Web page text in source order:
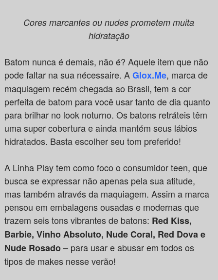
Cores marcantes ou nudes prometem muita
hidratação
Batom nunca é demais, não é? Aquele item que não
pode faltar na sua nécessaire. AGlox.Me, marca de
maquiagem recém chegada ao Brasil, tem a cor
perfeita de batom para você usar tanto de dia quanto
para brilhar no look noturno. Os batons retráteis têm
uma super cobertura e ainda mantém seus lábios
hidratados. Basta escolher seu tom preferido!
A Linha Play tem como foco o consumidor teen, que
busca se expressar não apenas pela sua atitude,
mas também através da maquiagem. Assim a marca
pensou em embalagens ousadas e modernas que
trazem seis tons vibrantes de batons: Red Kiss,
Barbie, Vinho Absoluto, Nude Coral, Red Dova e
Nude Rosado – para usar e abusar em todos os
tipos de makes nesse verão!